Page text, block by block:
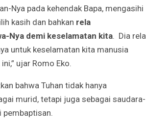
Nya pada kehendak Bapa, mengasihi
kasih dan bahkan rela
Nya demi keselamatan kita. Dia rela
untuk keselamatan kita manusia
ujar Romo Eko.
bahwa Tuhan tidak hanya
murid, tetapi juga sebagai saudara-
pembaptisan.